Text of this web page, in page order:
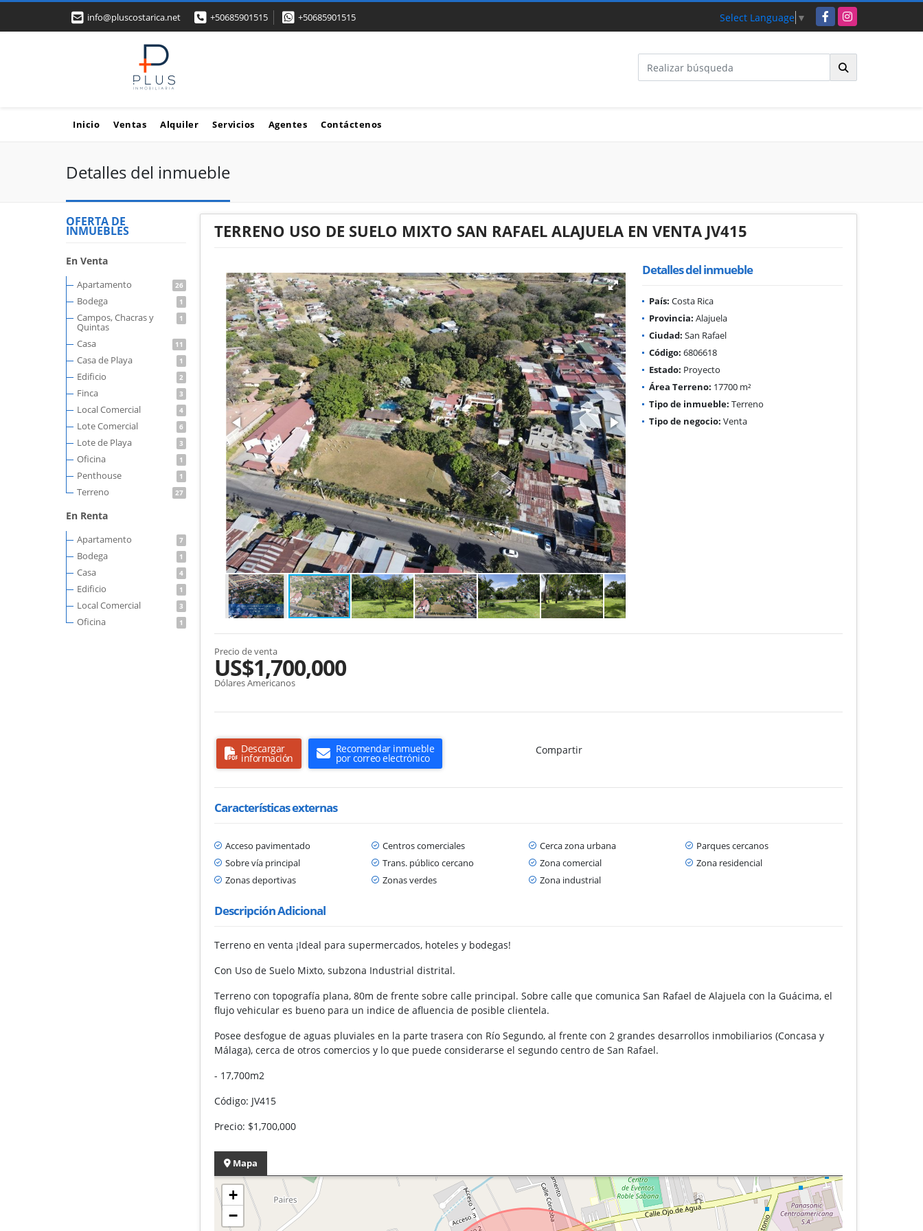
info@pluscostarica.net +50685901515 +50685901515 Select Language ▼ FacebookInstagram
Inicio Ventas Alquiler Servicios Agentes Contáctenos
Detalles del inmueble
OFERTA DE
INMUEBLES
En Venta
Apartamento 26
Bodega 1
Campos, Chacras y
Quintas
1
Casa 11
Casa de Playa 1
Edificio 2
Finca 3
Local Comercial 4
Lote Comercial 6
Lote de Playa 3
Oficina 1
Penthouse 1
Terreno 27
En Renta
Apartamento 7
Bodega 1
Casa 4
Edificio 1
Local Comercial 3
Oficina 1
TERRENO USO DE SUELO MIXTO SAN RAFAEL ALAJUELA EN VENTA JV415
Detalles del inmueble
País: Costa Rica
Provincia: Alajuela
Ciudad: San Rafael
Código: 6806618
Estado: Proyecto
Área Terreno: 17700 m²
Tipo de inmueble: Terreno
Tipo de negocio: Venta
Precio de venta
US$1,700,000
Dólares Americanos
Descargar
información
Recomendar inmueble
por correo electrónico
Compartir
Características externas
Acceso pavimentado Centros comerciales Cerca zona urbana
Parques cercanos
Sobre vía principal
Trans. público cercano Zona comercial
Zona residencial
Zonas deportivas
Zonas verdes Zona industrial
Descripción Adicional
Terreno en venta ¡Ideal para supermercados, hoteles y bodegas!
Con Uso de Suelo Mixto, subzona Industrial distrital.
Terreno con topografía plana, 80m de frente sobre calle principal. Sobre calle que comunica San Rafael de Alajuela con la Guácima, el
flujo vehicular es bueno para un indice de afluencia de posible clientela.
Posee desfogue de aguas pluviales en la parte trasera con Río Segundo, al frente con 2 grandes desarrollos inmobiliarios (Concasa y
Málaga), cerca de otros comercios y lo que puede considerarse el segundo centro de San Rafael.
- 17,700m2
Código: JV415
Precio: $1,700,000
Mapa
+
−